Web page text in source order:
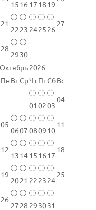
15 16 17 18 19
21
22 23 2425 26
27
28
29 30
Октябрь 2026
Пн ВтСрЧт ПтСбВс
01 0203
04
05
0607 0809 10
11
12
13 14 15 16 17
18
19
2021 22 23 24
25
26
27 28 29 3031